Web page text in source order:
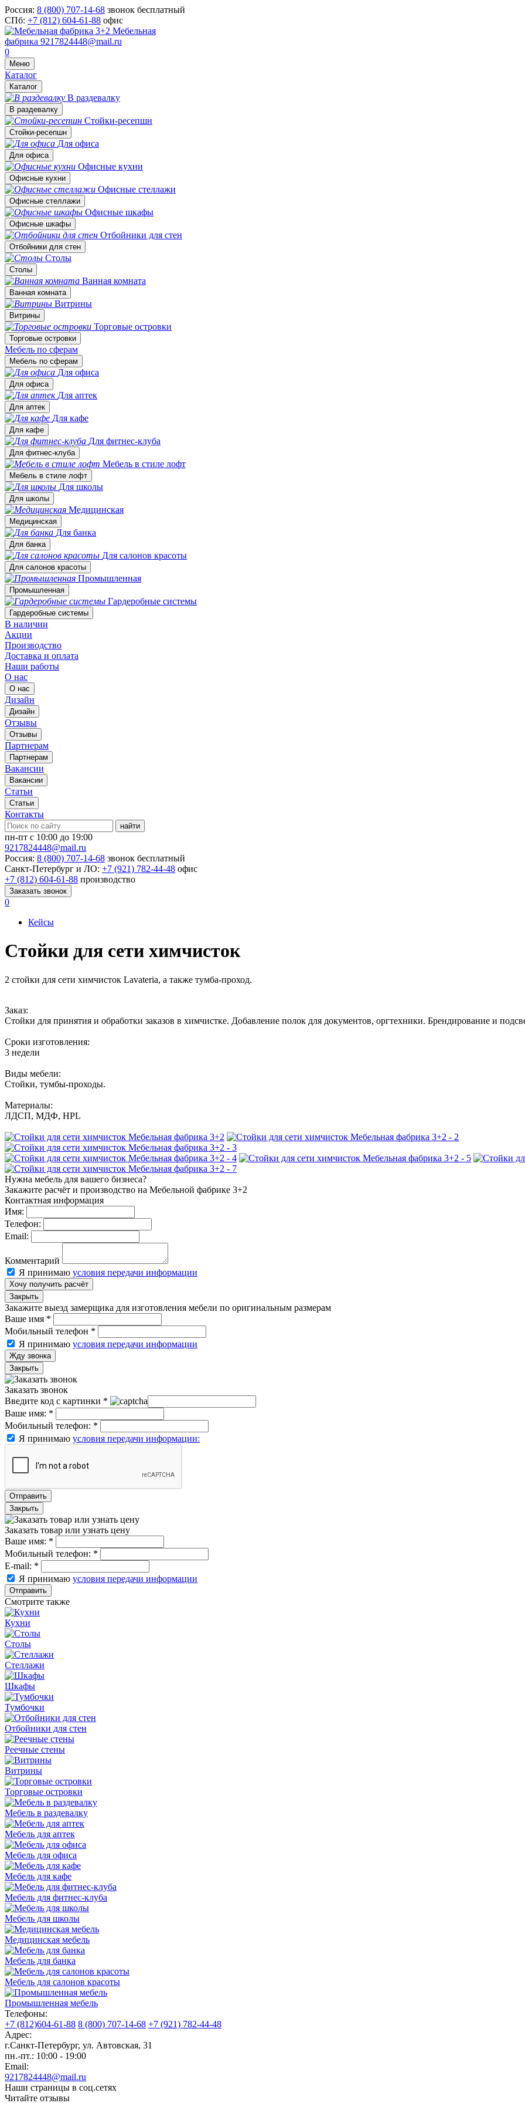
Россия: 8 (800) 707-14-68 звонок бесплатный
СПб: +7 (812) 604-61-88 офис
Мебельная
фабрика 9217824448@mail.ru
0
Меню
Каталог
Каталог
В раздевалку
В раздевалку
Стойки-ресепшн
Стойки-ресепшн
Для офиса
Для офиса
Офисные кухни
Офисные кухни
Офисные стеллажи
Офисные стеллажи
Офисные шкафы
Офисные шкафы
Отбойники для стен
Отбойники для стен
Столы
Столы
Ванная комната
Ванная комната
Витрины
Витрины
Торговые островки
Торговые островки
Мебель по сферам
Мебель по сферам
Для офиса
Для офиса
Для аптек
Для аптек
Для кафе
Для кафе
Для фитнес-клуба
Для фитнес-клуба
Мебель в стиле лофт
Мебель в стиле лофт
Для школы
Для школы
Медицинская
Медицинская
Для банка
Для банка
Для салонов красоты
Для салонов красоты
Промышленная
Промышленная
Гардеробные системы
Гардеробные системы
В наличии
Акции
Производство
Доставка и оплата
Наши работы
О нас
О нас
Дизайн
Дизайн
Отзывы
Отзывы
Партнерам
Партнерам
Вакансии
Вакансии
Статьи
Статьи
Контакты
найти
пн-пт с 10:00 до 19:00
9217824448@mail.ru
Россия: 8 (800) 707-14-68 звонок бесплатный
Санкт-Петербург и ЛО: +7 (921) 782-44-48 офис
+7 (812) 604-61-88 производство
Заказать звонок
0
Кейсы
Стойки для сети химчисток
2 стойки для сети химчисток Lavateria, а также тумба-проход.
Заказ:
Стойки для принятия и обработки заказов в химчистке. Добавление полок для документов, оргтехники. Брендирование и
Сроки изготовления:
3 недели
Виды мебели:
Стойки, тумбы-проходы.
Материалы:
ЛДСП, МДФ, HPL
Нужна мебель для вашего бизнеса?
Закажите расчёт и производство на Мебельной фабрике 3+2
Контактная информация
Имя:
Телефон:
Email:
Комментарий
Я принимаю условия передачи информации
Хочу получить расчёт
Закрыть
Закажите выезд замерщика для изготовления мебели по оригинальным размерам
Ваше имя *
Мобильный телефон *
Я принимаю условия передачи информации
Жду звонка
Закрыть
Заказать звонок
Введите код с картинки *
Ваше имя: *
Мобильный телефон: *
Я принимаю условия передачи информации:
Отправить
Закрыть
Заказать товар или узнать цену
Ваше имя: *
Мобильный телефон: *
E-mail: *
Я принимаю условия передачи информации
Отправить
Смотрите также
Кухни
Столы
Стеллажи
Шкафы
Тумбочки
Отбойники для стен
Реечные стены
Витрины
Торговые островки
Мебель в раздевалку
Мебель для аптек
Мебель для офиса
Мебель для кафе
Мебель для фитнес-клуба
Мебель для школы
Медицинская мебель
Мебель для банка
Мебель для салонов красоты
Промышленная мебель
Телефоны:
+7 (812)604-61-88 8 (800) 707-14-68 +7 (921) 782-44-48
Адрес:
г.Санкт-Петербург, ул. Автовская, 31
пн.-пт.: 10:00 - 19:00
Email:
9217824448@mail.ru
Наши страницы в соц.сетях
Читайте отзывы